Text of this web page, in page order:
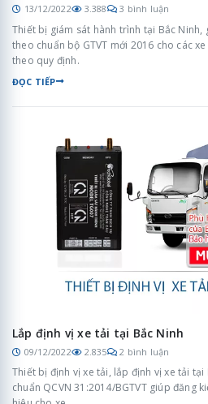
13/12/2022 3.388 3 bình luận
Thiết bị giám sát hành trình tại Bắc
theo chuẩn bộ GTVT mới 2016 cho các
theo quy định.
ĐỌC TIẾP
Lắp định vị xe tải tại Bắc Ninh
09/12/2022 2.835 2 bình luận
Thiết bị định vị xe tải, lắp định vị xe tải
chuẩn QCVN 31:2014/BGTVT giúp đăng